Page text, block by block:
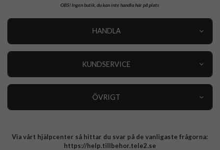
OBS!Ingen butik, du kan inte handla här på plats
HANDLA
KUNDSERVICE
ÖVRIGT
Integritetspolicy
Via vårt hjälpcenter så hittar du svar på de vanligaste frågorna:
https://help.tillbehor.tele2.se